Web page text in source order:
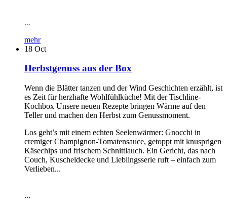
...
mehr
18 Oct
Herbstgenuss aus der Box
Wenn die Blätter tanzen und der Wind Geschichten erzählt, ist
es Zeit für herzhafte Wohlfühlküche! Mit der Tischline-
Kochbox Unsere neuen Rezepte bringen Wärme auf den
Teller und machen den Herbst zum Genussmoment.
Los geht’s mit einem echten Seelenwärmer: Gnocchi in
cremiger Champignon-Tomatensauce, getoppt mit knusprigen
Käsechips und frischem Schnittlauch. Ein Gericht, das nach
Couch, Kuscheldecke und Lieblingsserie ruft – einfach zum
Verlieben...
...